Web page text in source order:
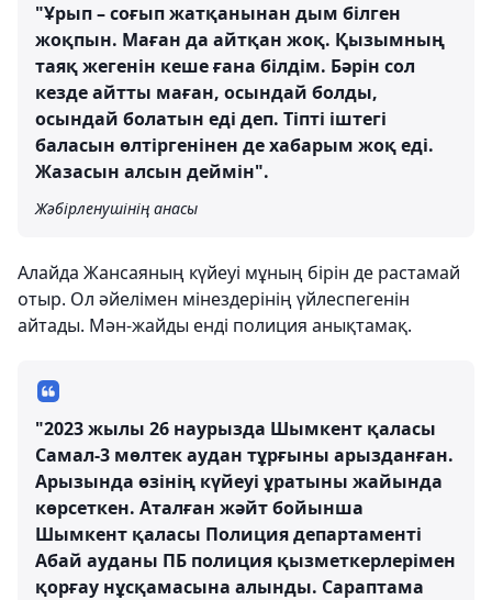
"Ұрып – соғып жатқанынан дым білген
жоқпын. Маған да айтқан жоқ. Қызымның
таяқ жегенін кеше ғана білдім. Бәрін сол
кезде айтты маған, осындай болды,
осындай болатын еді деп. Тіпті іштегі
баласын өлтіргенінен де хабарым жоқ еді.
Жазасын алсын деймін".
Жәбірленушінің анасы
Алайда Жансаяның күйеуі мұның бірін де растамай
отыр. Ол әйелімен мінездерінің үйлеспегенін
айтады. Мән-жайды енді полиция анықтамақ.
"2023 жылы 26 наурызда Шымкент қаласы
Самал-3 мөлтек аудан тұрғыны арызданған.
Арызында өзінің күйеуі ұратыны жайында
көрсеткен. Аталған жәйт бойынша
Шымкент қаласы Полиция департаменті
Абай ауданы ПБ полиция қызметкерлерімен
қорғау нұсқамасына алынды. Сараптама